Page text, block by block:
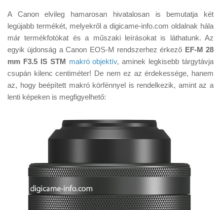
Tudástár
Tanácsok
Érdekességek
Helyszíni Riport
E-BB
A Canon elvileg hamarosan hivatalosan is bemutatja két
legújabb termékét, melyekről a digicame-info.com oldalnak hála
már termékfotókat és a műszaki leírásokat is láthatunk. Az
egyik újdonság a Canon EOS-M rendszerhez érkező EF-M 28
mm F3.5 IS STM makró objektív, aminek legkisebb tárgytávja
csupán kilenc centiméter! De nem ez az érdekessége, hanem
az, hogy beépített makró körfénnyel is rendelkezik, amint az a
lenti képeken is megfigyelhető: